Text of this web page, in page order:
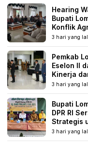
Hearing
Bupati
Konflik
3 hari yang
Pemkab
Eselon II
Kinerja
3 hari yang
Bupati
DPR RI
Strategis
3 hari yang